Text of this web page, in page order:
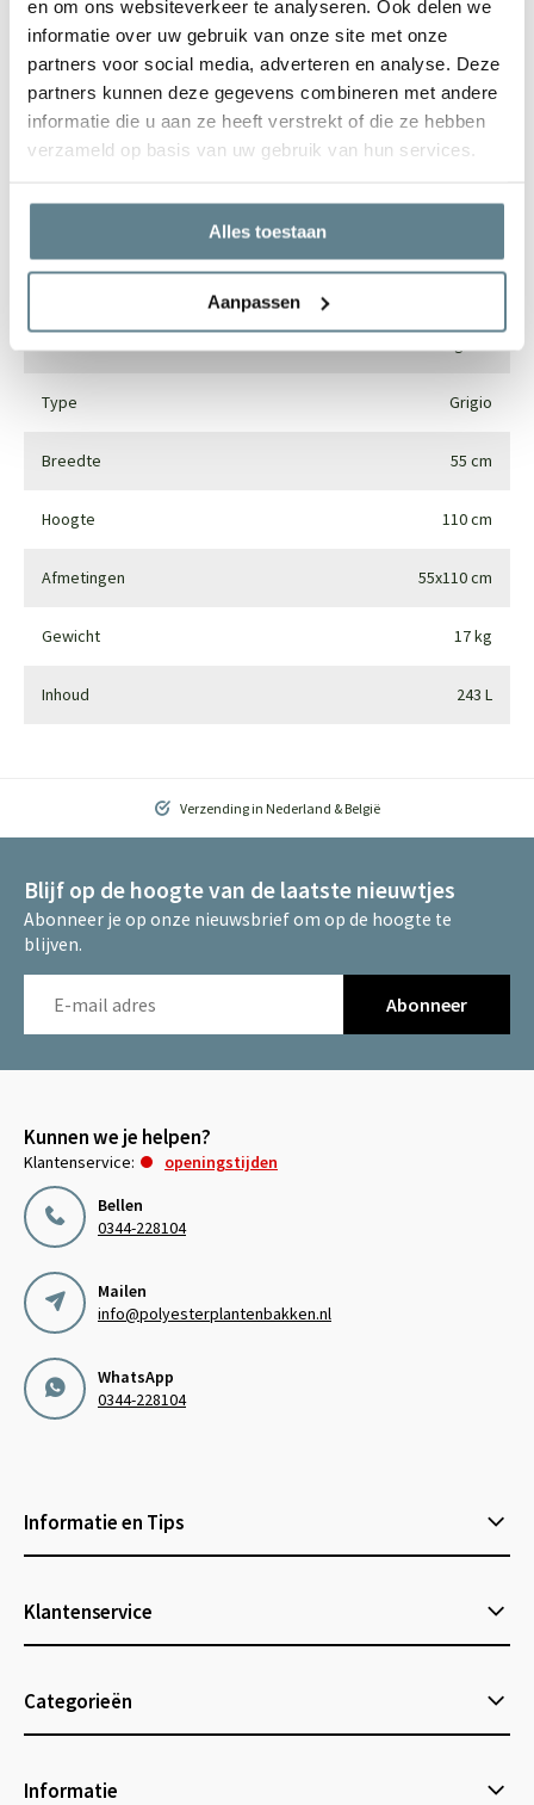
en om ons websiteverkeer te analyseren. Ook delen we
informatie over uw gebruik van onze site met onze
partners voor social media, adverteren en analyse. Deze
partners kunnen deze gegevens combineren met andere
informatie die u aan ze heeft verstrekt of die ze hebben
verzameld op basis van uw gebruik van hun services.
Alles toestaan
Aanpassen
Specificaties
Type Grigio
Breedte 55 cm
Hoogte 110 cm
Afmetingen 55x110 cm
Gewicht 17 kg
Inhoud 243 L
Verzending in Nederland & België
Blijf op de hoogte van de laatste nieuwtjes
Abonneer je op onze nieuwsbrief om op de hoogte te
blijven.
Abonneer
Kunnen we je helpen?
Klantenservice:
openingstijden
Bellen
0344-228104
Mailen
info@polyesterplantenbakken.nl
WhatsApp
0344-228104
Informatie en Tips
Klantenservice
Categorieën
Informatie